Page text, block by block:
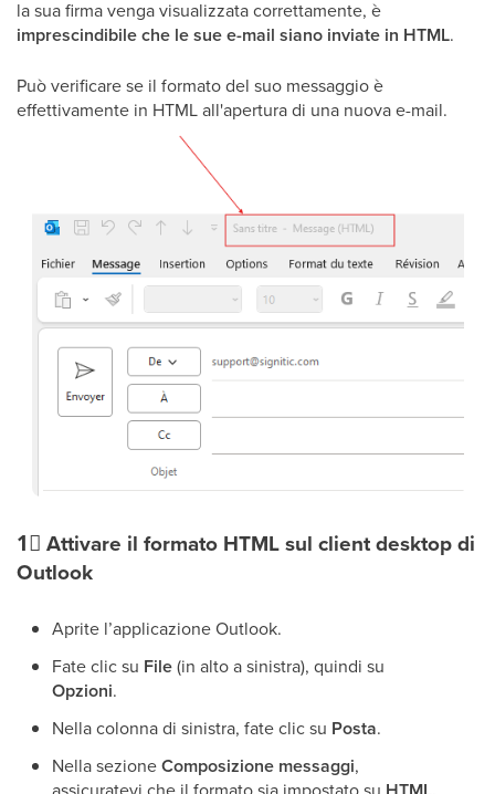
la sua firma venga visualizzata correttamente, è
imprescindibile che le sue e-mail siano inviate in HTML.
Può verificare se il formato del suo messaggio è
effettivamente in HTML all'apertura di una nuova e-mail.
1⃣ Attivare il formato HTML sul client desktop di
Outlook
Aprite l’applicazione Outlook.
Fate clic su File(in alto a sinistra), quindi su
Opzioni.
Nella colonna di sinistra, fate clic su Posta.
Nella sezioneComposizione messaggi,